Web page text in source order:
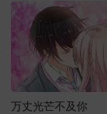
万丈光芒不及你